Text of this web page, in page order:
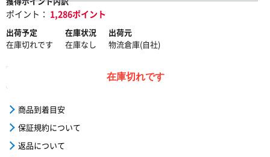
ポイント： 1,286ポイント
出荷予定
在庫切れです
在庫状況
在庫なし
出荷元
物流倉庫(自社)
在庫切れです
商品到着目安
保証規約について
返品について